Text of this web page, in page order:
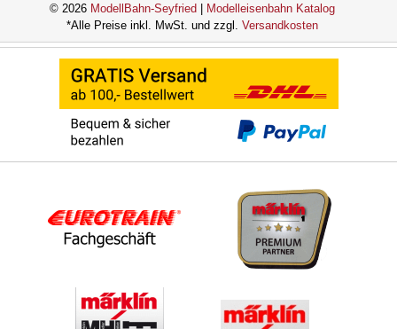
© 2026 ModellBahn-Seyfried
Modelleisenbahn Katalog
*Alle Preise inkl. MwSt. und zzgl. Versandkosten